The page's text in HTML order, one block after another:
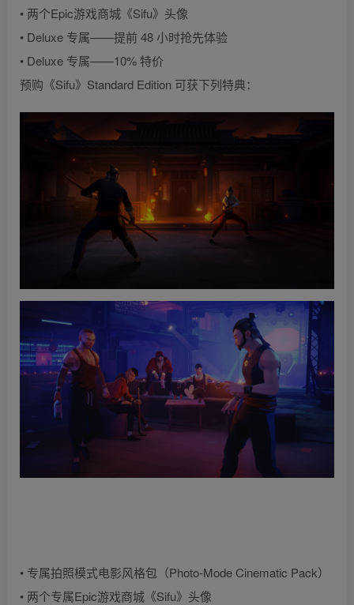
• 两个Epic游戏商城《Sifu》头像
• Deluxe 专属——提前 48 小时抢先体验
• Deluxe 专属——10% 特价
预购《Sifu》Standard Edition 可获下列特典：
• 专属拍照模式电影风格包（Photo-Mode Cinematic Pack）
• 两个专属Epic游戏商城《Sifu》头像